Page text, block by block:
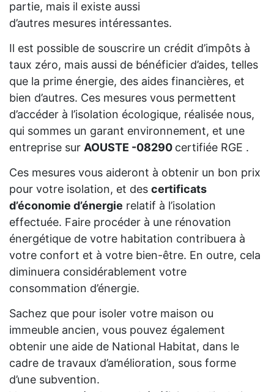
partie, mais il existe aussi
d’autres mesures intéressantes.
Il est possible de souscrire un crédit d’impôts à
taux zéro, mais aussi de bénéficier d’aides, telles
que la prime énergie, des aides financières, et
bien d’autres. Ces mesures vous permettent
d’accéder à l’isolation écologique, réalisée nous,
qui sommes un garant environnement, et une
entreprise sur AOUSTE -08290 certifiée RGE .
Ces mesures vous aideront à obtenir un bon prix
pour votre isolation, et des certificats
d’économie d’énergie relatif à l’isolation
effectuée. Faire procéder à une rénovation
énergétique de votre habitation contribuera à
votre confort et à votre bien-être. En outre, cela
diminuera considérablement votre
consommation d’énergie.
Sachez que pour isoler votre maison ou
immeuble ancien, vous pouvez également
obtenir une aide de National Habitat, dans le
cadre de travaux d’amélioration, sous forme
d’une subvention.